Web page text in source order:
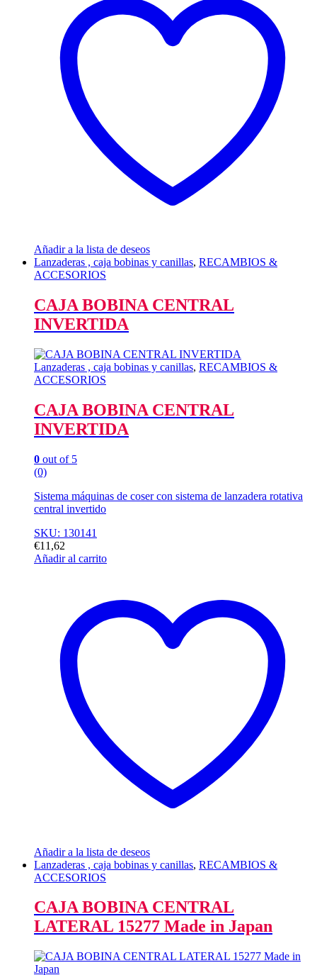
Añadir a la lista de deseos
Lanzaderas , caja bobinas y canillas, RECAMBIOS &
ACCESORIOS
CAJA BOBINA CENTRAL
INVERTIDA
Lanzaderas , caja bobinas y canillas, RECAMBIOS &
ACCESORIOS
CAJA BOBINA CENTRAL
INVERTIDA
0 out of 5
(0)
Sistema máquinas de coser con sistema de lanzadera rotativa
central invertido
SKU: 130141
€11,62
Añadir al carrito
Añadir a la lista de deseos
Lanzaderas , caja bobinas y canillas, RECAMBIOS &
ACCESORIOS
CAJA BOBINA CENTRAL
LATERAL 15277 Made in Japan